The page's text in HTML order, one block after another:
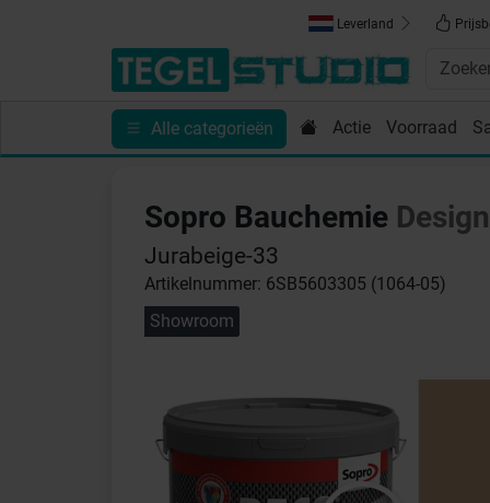
Leverland
Alle categorieën Actie Voorraad
Sopro Bauchemie
Jurabeige-33
Artikelnummer: 6SB5603305 (1064-05)
Showroom